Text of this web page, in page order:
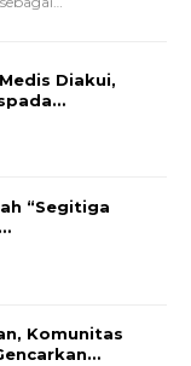
Diakui,
“Segitiga
Komunitas